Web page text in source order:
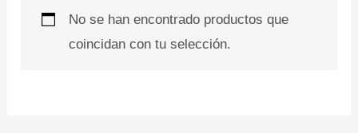
No se han encontrado productos que
coincidan con tu selección.